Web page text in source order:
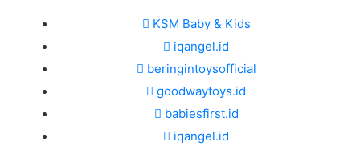
KSM Baby & Kids
iqangel.id
beringintoysofficial
goodwaytoys.id
babiesfirst.id
iqangel.id